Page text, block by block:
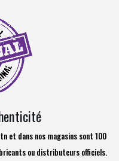
et dans nos magasins sont 100
ou distributeurs officiels.